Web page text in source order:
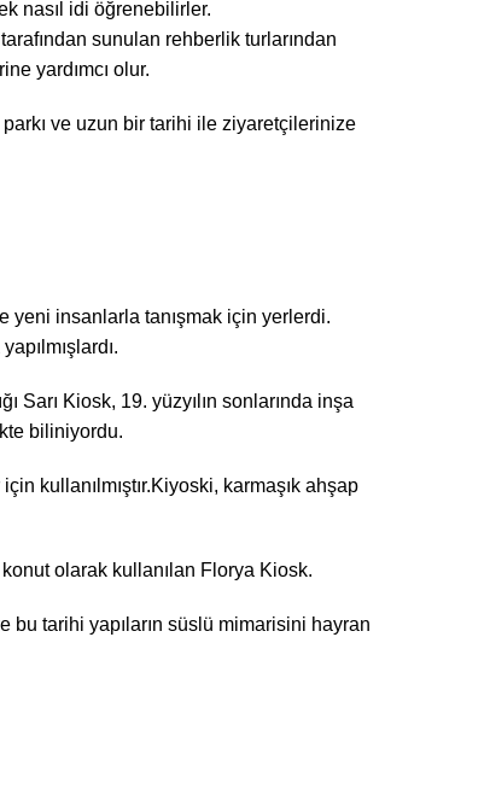
nasıl idi öğrenebilirler.
sunulan rehberlik turlarından
yardımcı olur.
ve uzun bir tarihi ile ziyaretçilerinize
yeni insanlarla tanışmak için yerlerdi.
Sarı Kiosk, 19. yüzyılın sonlarında inşa
biliniyordu.
kullanılmıştır.Kiyoski, karmaşık ahşap
olarak kullanılan Florya Kiosk.
bu tarihi yapıların süslü mimarisini hayran